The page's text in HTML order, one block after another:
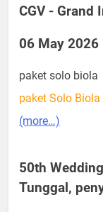
CGV - Grand
06 May 2026
paket solo biola
paket Solo Biola
(more…)
50th
Tunggal,